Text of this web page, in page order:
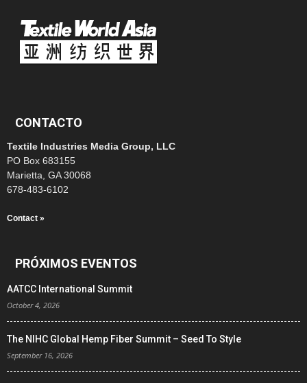
CONTACTO
Textile Industries Media Group, LLC
PO Box 683155
Marietta, GA 30068
678-483-6102
Contact »
PRÓXIMOS EVENTOS
AATCC International Summit
October 4, 2026
The NIHC Global Hemp Fiber Summit – Seed To Style
September 16, 2026